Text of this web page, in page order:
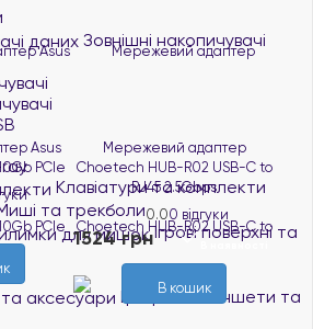
Зовнішні накопичувачі
Клавіатури та комплекти
та трекболи
Ігрові поверхні та
Графічні планшети та
Asus
PCIe
В наявності
Мережевий адаптер
Choetech HUB-R02 USB-C to
RJ45 2.5Gbps
0.00 відгуки
В наявності
1524 грн
В кошик